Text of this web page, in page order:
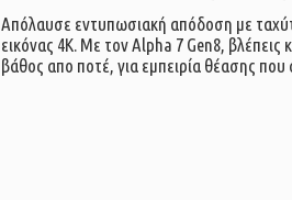
Απόλαυσε εντυπωσιακή απόδοση με
εικόνας 4K. Με τον Alpha 7 Gen8, βλέπεις
βάθος απο ποτέ, για εμπειρία θέασης που